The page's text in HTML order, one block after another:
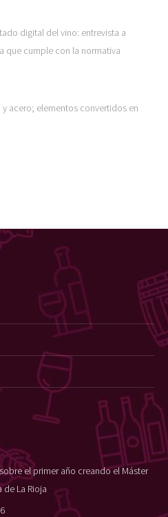
digital del vino: entrevista a
que cumple con la normativa
acero; elementos convertidos en
el primer año creando el Máster
de La Rioja